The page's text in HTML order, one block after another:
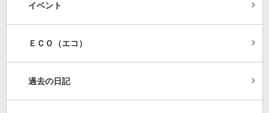
イベント
ＥＣＯ（エコ）
過去の日記